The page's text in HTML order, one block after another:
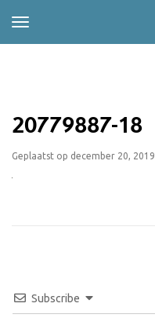
20779887-18
Geplaatst op december 20, 2019
Subscribe